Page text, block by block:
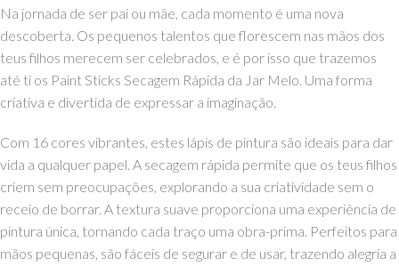
Na jornada de ser pai ou mãe, cada momento é uma nova
descoberta. Os pequenos talentos que florescem nas mãos dos
teus filhos merecem ser celebrados, e é por isso que trazemos
até ti os Paint Sticks Secagem Rápida da Jar Melo. Uma forma
criativa e divertida de expressar a imaginação.
Com 16 cores vibrantes, estes lápis de pintura são ideais para dar
vida a qualquer papel. A secagem rápida permite que os teus filhos
criem sem preocupações, explorando a sua criatividade sem o
receio de borrar. A textura suave proporciona uma experiência de
pintura única, tornando cada traço uma obra-prima. Perfeitos para
mãos pequenas, são fáceis de segurar e de usar, trazendo alegria a